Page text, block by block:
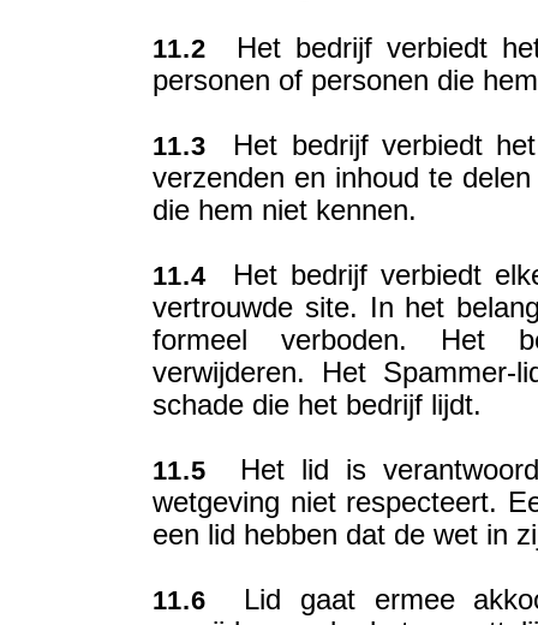
11.2 Het bedrijf verbiedt
personen of personen die
11.3 Het bedrijf verbiedt
verzenden en inhoud te
die hem niet kennen.
11.4 Het bedrijf verbiedt
vertrouwde site. In het
formeel verboden. Het
verwijderen. Het Spammer-
schade die het bedrijf lijdt.
11.5 Het lid is
wetgeving niet respecteert.
een lid hebben dat de wet in
11.6 Lid gaat ermee